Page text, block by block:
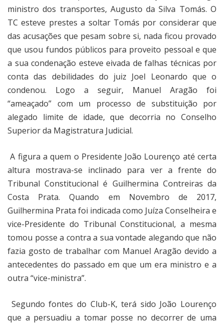
ministro dos transportes, Augusto da Silva Tomás. O
TC esteve prestes a soltar Tomás por considerar que
das acusações que pesam sobre si, nada ficou provado
que usou fundos públicos para proveito pessoal e que
a sua condenação esteve eivada de falhas técnicas por
conta das debilidades do juiz Joel Leonardo que o
condenou. Logo a seguir, Manuel Aragão foi
“ameaçado” com um processo de substituição por
alegado limite de idade, que decorria no Conselho
Superior da Magistratura Judicial.
A figura a quem o Presidente João Lourenço até certa
altura mostrava-se inclinado para ver a frente do
Tribunal Constitucional é Guilhermina Contreiras da
Costa Prata. Quando em Novembro de 2017,
Guilhermina Prata foi indicada como Juíza Conselheira e
vice-Presidente do Tribunal Constitucional, a mesma
tomou posse a contra a sua vontade alegando que não
fazia gosto de trabalhar com Manuel Aragão devido a
antecedentes do passado em que um era ministro e a
outra “vice-ministra”.
Segundo fontes do Club-K, terá sido João Lourenço
que a persuadiu a tomar posse no decorrer de uma